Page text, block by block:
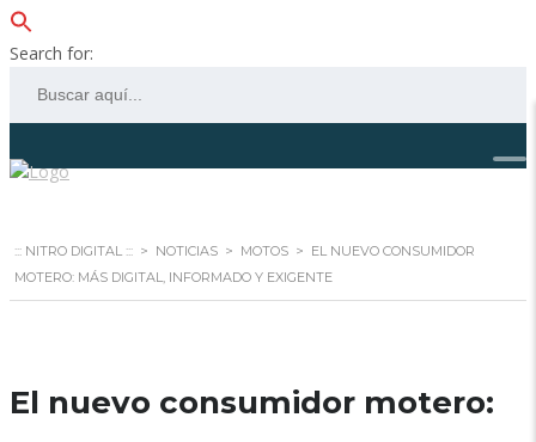
Search for:
::: NITRO DIGITAL ::: > NOTICIAS > MOTOS > EL NUEVO CONSUMIDOR
MOTERO: MÁS DIGITAL, INFORMADO Y EXIGENTE
El nuevo consumidor motero: